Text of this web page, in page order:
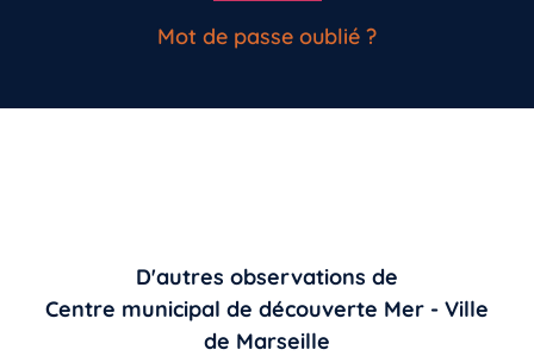
Mot de passe oublié ?
D'autres observations de
Centre municipal de découverte Mer - Ville
de Marseille